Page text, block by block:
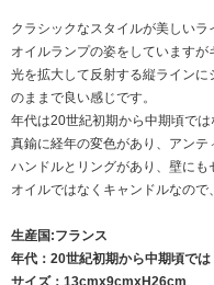
クラシックなスタイルが美しいラ
オイルランプの姿をしていますが
光を拡大して反射する縦ライン
のままで良い感じです。
年代は20世紀初期から中期頃では
真鍮に経年の変色があり、アンテ
ハンドルとリングがあり、壁にも
オイルではなくキャンドルなので
生産国:フランス
年代：20世紀初期から中期頃では
サイズ：13cmx9cmxH26cm